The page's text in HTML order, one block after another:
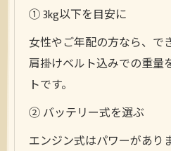
① 3kg以下を目安に
女性やご年配の方なら、で
肩掛けベルト込みでの重量
トです。
② バッテリー式を選ぶ
エンジン式はパワーがあり